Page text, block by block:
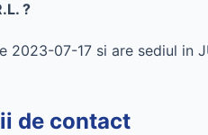
?
07-17 si are sediul in
de contact